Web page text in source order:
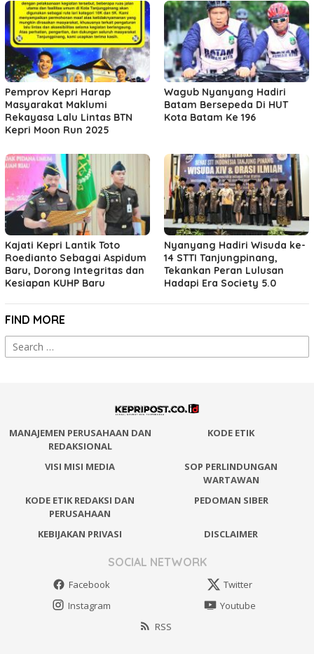
Pemprov Kepri Harap
Masyarakat Maklumi
Rekayasa Lalu Lintas BTN
Kepri Moon Run 2025
Wagub Nyanyang Hadiri
Batam Bersepeda Di HUT
Kota Batam Ke 196
Kajati Kepri Lantik Toto
Roedianto Sebagai Aspidum
Baru, Dorong Integritas dan
Kesiapan KUHP Baru
Nyanyang Hadiri Wisuda ke-
14 STTI Tanjungpinang,
Tekankan Peran Lulusan
Hadapi Era Society 5.0
FIND MORE
Search
for:
MANAJEMEN PERUSAHAAN DAN
REDAKSIONAL
KODE ETIK
VISI MISI MEDIA
SOP PERLINDUNGAN
WARTAWAN
KODE ETIK REDAKSI DAN
PERUSAHAAN
PEDOMAN SIBER
KEBIJAKAN PRIVASI DISCLAIMER
SOCIAL NETWORK
Facebook
Twitter
Instagram
Youtube
RSS